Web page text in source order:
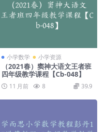
小学数学 小学资源
（2021春）窦神大语文王者班
四年级教学课程【Cb-048】
11 月前 8 39.9